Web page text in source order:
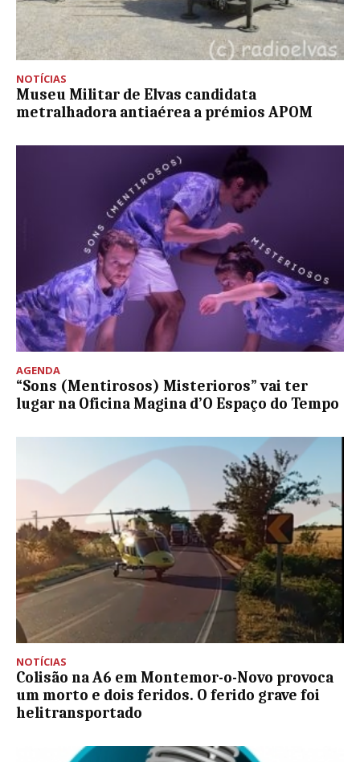
NOTÍCIAS
Museu Militar de Elvas candidata
metralhadora antiaérea a prémios APOM
AGENDA
“Sons (Mentirosos) Misterioros” vai ter
lugar na Oficina Magina d’O Espaço do Tempo
NOTÍCIAS
Colisão na A6 em Montemor-o-Novo provoca
um morto e dois feridos. O ferido grave foi
helitransportado